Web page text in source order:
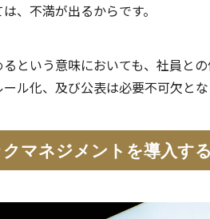
、不満が出るからです。
という意味においても、社員と
ル化、及び公表は必要不可欠とな
マネジメントを導入す